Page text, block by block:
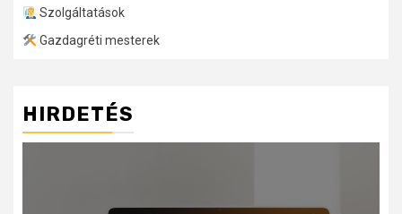
Szolgáltatások
Gazdagréti mesterek
HIRDETÉS